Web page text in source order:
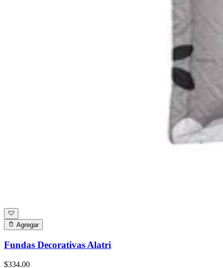
Agregar
Fundas Decorativas Alatri
$334.00